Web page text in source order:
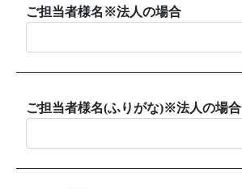
ご担当者様名※法人の場合
ご担当者様名(ふりがな)※法人の場合